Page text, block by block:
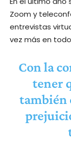
Zoom y
entrevistas
vez más en
Con la
tener
también